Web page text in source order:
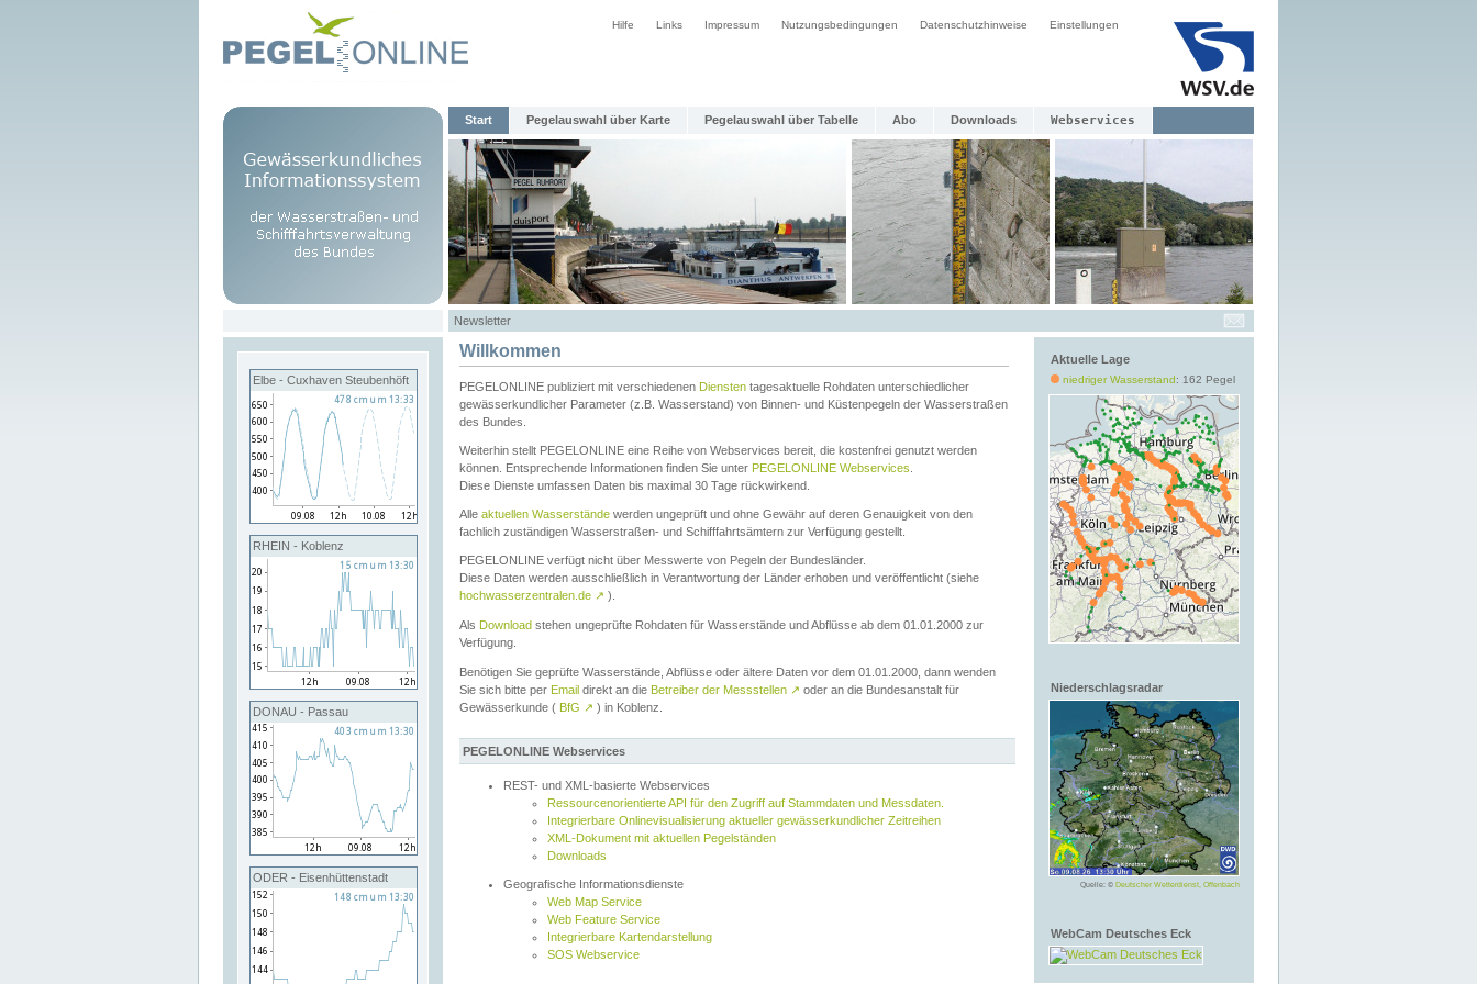
Hilfe Links Impressum Nutzungsbedingungen Datenschutzhinweise Einstellungen
Start Pegelauswahl über Karte Pegelauswahl über Tabelle Abo Downloads Webservices
Newsletter
Elbe - Cuxhaven Steubenhöft
RHEIN - Koblenz
DONAU - Passau
ODER - Eisenhüttenstadt
Aktuelle Lage
niedriger Wasserstand: 162 Pegel
Niederschlagsradar
Quelle: © Deutscher Wetterdienst, Offenbach
WebCam Deutsches Eck
Willkommen
PEGELONLINE publiziert mit verschiedenen Diensten tagesaktuelle Rohdaten unterschiedlicher
gewässerkundlicher Parameter (z.B. Wasserstand) von Binnen- und Küstenpegeln der Wasserstraßen
des Bundes.
Weiterhin stellt PEGELONLINE eine Reihe von Webservices bereit, die kostenfrei genutzt werden
können. Entsprechende Informationen finden Sie unter PEGELONLINE Webservices
Diese Dienste umfassen Daten bis maximal 30 Tage rückwirkend.
Alle aktuellen Wasserstände werden ungeprüft und ohne Gewähr auf deren Genauigkeit von den
fachlich zuständigen Wasserstraßen- und Schifffahrtsämtern zur Verfügung gestellt.
PEGELONLINE verfügt nicht über Messwerte von Pegeln der Bundesländer.
Diese Daten werden ausschließlich in Verantwortung der Länder erhoben und veröffentlicht (siehe
hochwasserzentralen.de ↗ ).
Als Download stehen ungeprüfte Rohdaten für Wasserstände und Abflüsse ab dem 01.01.2000 zur
Verfügung.
Benötigen Sie geprüfte Wasserstände, Abflüsse oder ältere Daten vor dem 01.01.2000, dann wenden
Sie sich bitte per Email direkt an die Betreiber der Messstellen ↗ oder an die Bundesanstalt für
Gewässerkunde ( BfG ↗ ) in Koblenz.
PEGELONLINE Webservices
REST- und XML-basierte Webservices
Ressourcenorientierte API für den Zugriff auf Stammdaten und Messdaten.
Integrierbare Onlinevisualisierung aktueller gewässerkundlicher Zeitreihen
XML-Dokument mit aktuellen Pegelständen
Downloads
Geografische Informationsdienste
Web Map Service
Web Feature Service
Integrierbare Kartendarstellung
SOS Webservice